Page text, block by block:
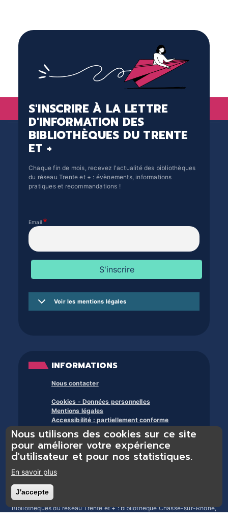
S'INSCRIRE À LA LETTRE
D'INFORMATION DES
BIBLIOTHÈQUES DU TRENTE
ET +
Chaque fin de mois, recevez l'actualité des bibliothèques
du réseau Trente et + : évènements, informations
pratiques et recommandations !
Email
Voir les mentions légales
INFORMATIONS
Nous contacter
Cookies - Données personnelles
Mentions légales
Accessibilité : partiellement conforme
À propos des bibliothèques du trente et +
Bibliothèques du réseau Trente et + : bibliothèque Chasse-sur-Rhône,
Nous utilisons des cookies sur ce site
pour améliorer votre expérience
d'utilisateur et pour nos statistiques.
En savoir plus
J'accepte